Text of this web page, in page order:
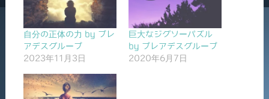
自分の正体の力 by プレ
アデスグループ
2023年11月3日
巨大なジグソーパズル
by プレアデスグループ
2020年6月7日